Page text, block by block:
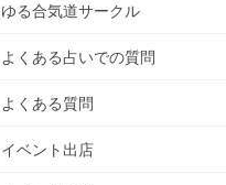
ゆる合気道サークル
よくある占いでの質問
よくある質問
イベント出店